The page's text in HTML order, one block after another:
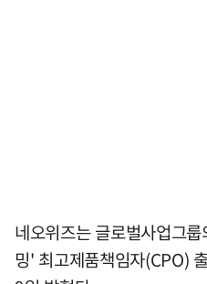
네오위즈는 글로벌사업그
밍' 최고제품책임자(CPO)